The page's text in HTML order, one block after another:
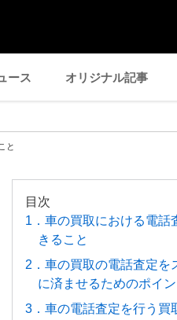
ース オリジナル記事
と
目次
1．車の買取における電話
きること
2．車の買取の電話査定を
に済ませるためのポイン
3．車の電話査定を行う買